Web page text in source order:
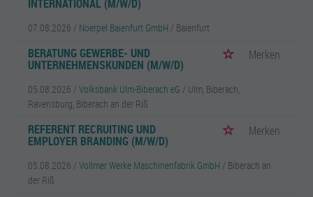
INTERNATIONAL (M/W/D)
07.08.2026 / Noerpel Baienfurt GmbH / Baienfurt
BERATUNG GEWERBE- UND
UNTERNEHMENSKUNDEN (M/W/D)
Merken
05.08.2026 / Volksbank Ulm-Biberach eG / Ulm, Biberach,
Ravensburg, Biberach an der Riß
REFERENT RECRUITING UND
EMPLOYER BRANDING (M/W/D)
Merken
05.08.2026 / Vollmer Werke Maschinenfabrik GmbH / Biberach an
der Riß